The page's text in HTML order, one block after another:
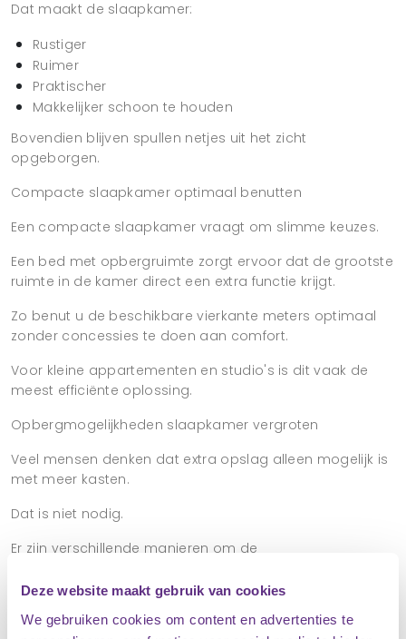
Deze website maakt gebruik van cookies
We gebruiken cookies om content en advertenties te
Dat maakt de slaapkamer:
Rustiger
Ruimer
Praktischer
Makkelijker schoon te houden
Bovendien blijven spullen netjes uit het zicht
opgeborgen.
Compacte slaapkamer optimaal benutten
Een compacte slaapkamer vraagt om slimme keuzes.
Een bed met opbergruimte zorgt ervoor dat de grootste
ruimte in de kamer direct een extra functie krijgt.
Zo benut u de beschikbare vierkante meters optimaal
zonder concessies te doen aan comfort.
Voor kleine appartementen en studio's is dit vaak de
meest efficiënte oplossing.
Opbergmogelijkheden slaapkamer vergroten
Veel mensen denken dat extra opslag alleen mogelijk is
met meer kasten.
Dat is niet nodig.
Er zijn verschillende manieren om de
Bed met opbergruimte
Wandplanken